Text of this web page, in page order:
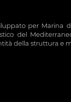
per Marina
del
della struttura e